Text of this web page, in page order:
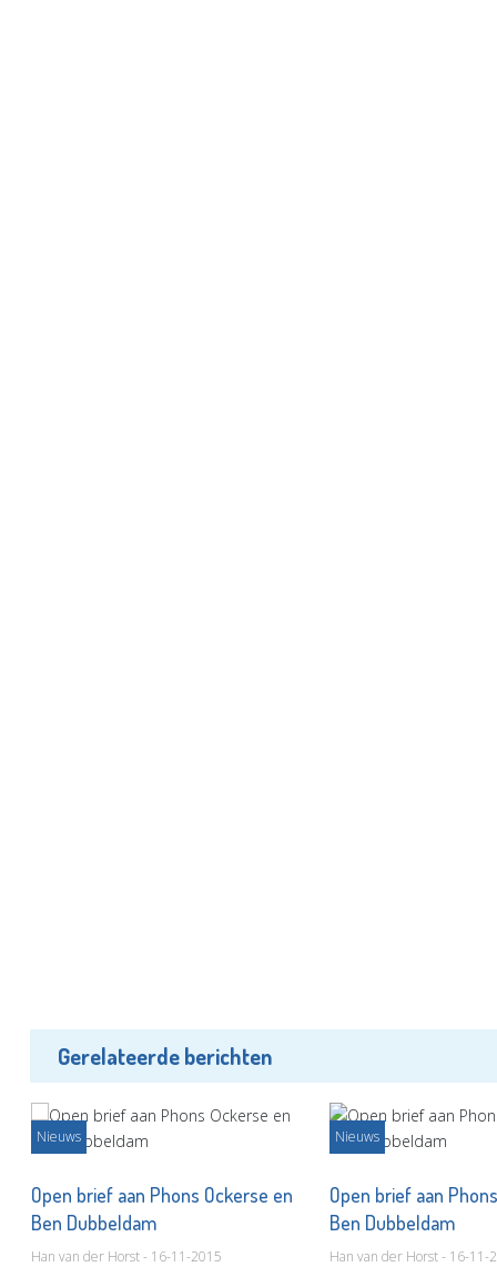
Gerelateerde berichten
Nieuws
Open brief aan Phons Ockerse en
Ben Dubbeldam
Han van der Horst - 16-11-2015
Nieuws
Open brief aan
Ben Dubbeldam
Han van der Horst - 16-11-